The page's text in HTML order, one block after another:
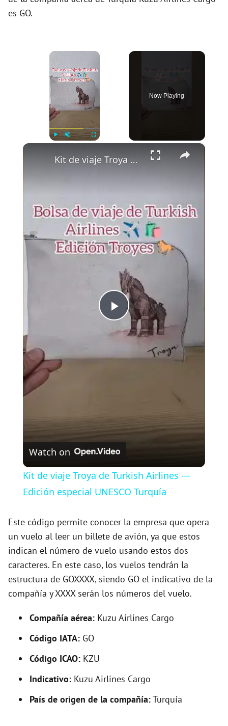
es GO.
×
Now Playing
×
P
V
i
e
o
Kit de viaje Troya de Turkish Airlines — Edición especial UNESCO Turquía
Watch on
Kit de viaje Troya de Turkish Airlines —
Edición especial UNESCO Turquía
Este código permite conocer la empresa que opera
un vuelo al leer un billete de avión, ya que estos
indican el número de vuelo usando estos dos
caracteres. En este caso, los vuelos tendrán la
estructura de GOXXXX, siendo GO el indicativo de la
compañía y XXXX serán los números del vuelo.
Compañía aérea: Kuzu Airlines Cargo
Código IATA: GO
Código ICAO: KZU
Indicativo: Kuzu Airlines Cargo
País de origen de la compañía:Turquía